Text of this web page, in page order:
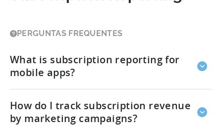
PERGUNTAS FREQUENTES
What is subscription reporting for
mobile apps?
phase of the user lifecycle, from initial trials and
conversions to ongoing renewals and cancellations.
How do I track subscription revenue
by marketing campaigns?